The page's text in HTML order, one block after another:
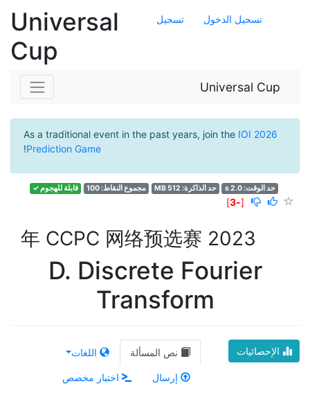
تسجيل الدخول تسجيل
Universal
Cup
Universal Cup
As a traditional event in the past years, join the IOI 2026
Prediction Game
!
حد الوقت: 2.0 s حد الذاكرة: 512 MB مجموع النقاط: 100 قابلة للهجوم ✓
[
-3
]
2023 年 CCPC 网络预选赛
D. Discrete Fourier
Transform
الإحصائيات نص المسألة اللغات
إرسال اختبار مخصص